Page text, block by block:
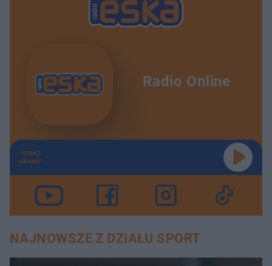
Radio Online
TERAZ
GRAMY
NAJNOWSZE Z DZIAŁU SPORT